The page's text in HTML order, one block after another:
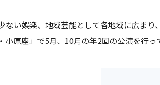
い娯楽、地域芸能として各地域に広まり
原座」で5月、10月の年2回の公演を行っ